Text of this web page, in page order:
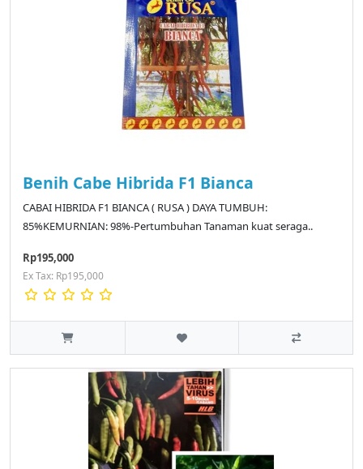
Benih Cabe Hibrida F1 Bianca
CABAI HIBRIDA F1 BIANCA ( RUSA ) DAYA TUMBUH:
85%KEMURNIAN: 98%-Pertumbuhan Tanaman kuat seraga..
Rp195,000
Ex Tax: Rp195,000